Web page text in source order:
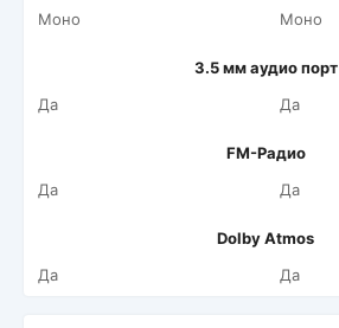
Моно
Моно
3.5 мм аудио порт
Да
Да
FM-Радио
Да
Да
Dolby Atmos
Да
Да